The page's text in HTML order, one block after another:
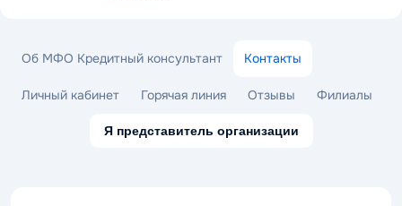
Об МФО Кредитный консультант Контакты
Личный кабинет Горячая линия Отзывы Филиалы
Я представитель организации